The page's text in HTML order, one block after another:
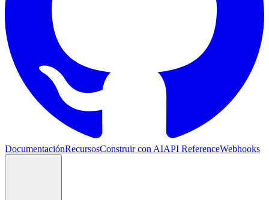
DocumentaciónRecursosConstruir con AIAPI ReferenceWebhooks